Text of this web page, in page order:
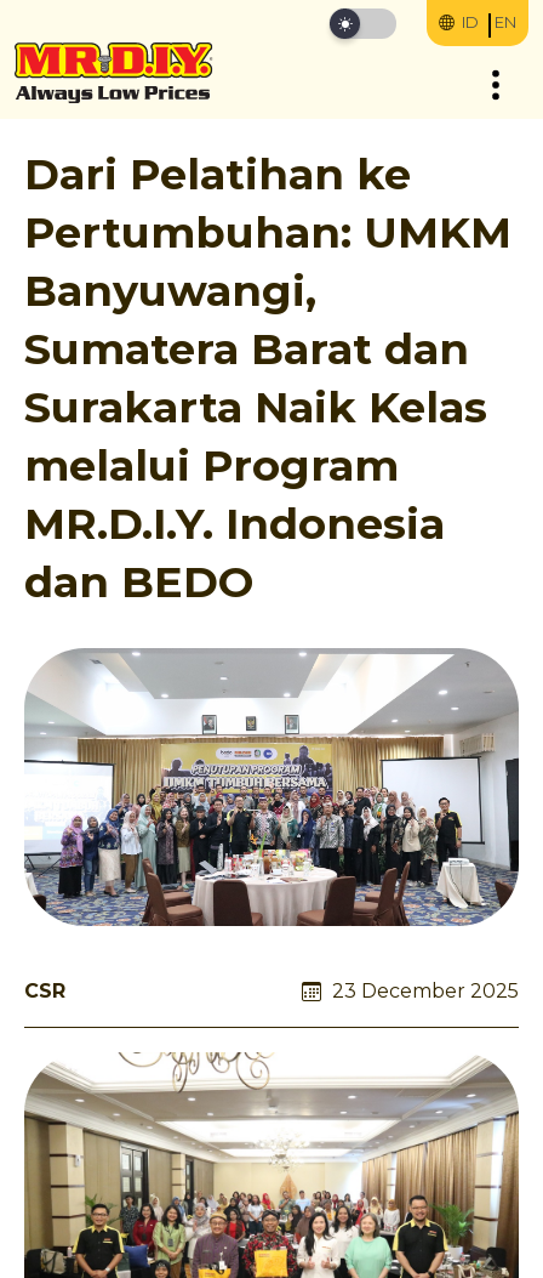
ID EN
Dari Pelatihan ke
Pertumbuhan: UMKM
Banyuwangi,
Sumatera Barat dan
Surakarta Naik Kelas
melalui Program
MR.D.I.Y. Indonesia
dan BEDO
CSR 23 December 2025